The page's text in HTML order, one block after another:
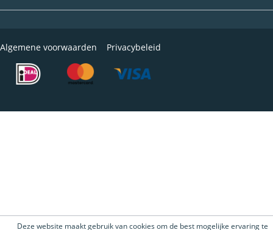
Algemene voorwaarden Privacybeleid
Deze website maakt gebruik van cookies om de best mogelijke ervaring te